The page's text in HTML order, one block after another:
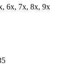
6x, 7x, 8x, 9x